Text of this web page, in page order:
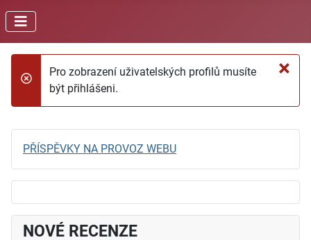
×
danger
Pro zobrazení uživatelských profilů musíte
být přihlášeni.
PŘÍSPĚVKY NA PROVOZ WEBU
NOVÉ RECENZE